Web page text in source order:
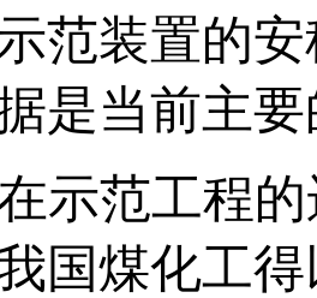
范装置的
是当前主
示范工程的
国煤化工